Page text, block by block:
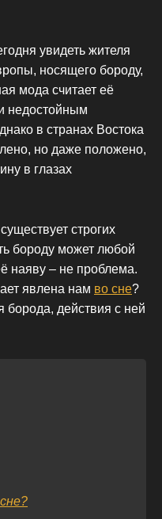
увидеть жителя
носящего бороду,
мода считает её
недостойным
в странах Востока
но даже положено,
в глазах
строгих
бороду может любой
наяву – не проблема.
явлена нам во сне?
борода, действия с ней